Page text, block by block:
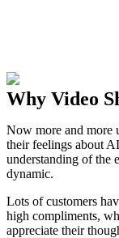
Why Video
Now more and more
their feelings about
understanding of the
dynamic.
Lots of customers
high compliments,
appreciate their